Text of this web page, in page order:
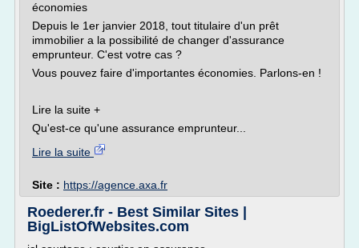
économies
Depuis le 1er janvier 2018, tout titulaire d'un prêt
immobilier a la possibilité de changer d'assurance
emprunteur. C'est votre cas ?
Vous pouvez faire d'importantes économies. Parlons-en !
Lire la suite +
Qu'est-ce qu'une assurance emprunteur...
Lire la suite
Site : https://agence.axa.fr
Roederer.fr - Best Similar Sites |
BigListOfWebsites.com